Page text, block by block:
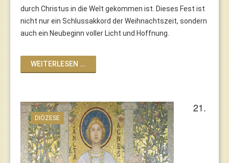
durch Christus in die Welt gekommen ist. Dieses Fest ist
nicht nur ein Schlussakkord der Weihnachtszeit, sondern
auch ein Neubeginn voller Licht und Hoffnung.
WEITERLESEN ...
DIÖZESE
21.